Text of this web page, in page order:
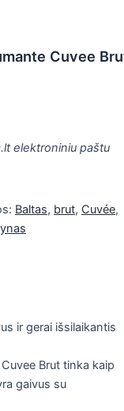
Cuvee
elektroniniu paštu
Baltas, brut, Cuvée,
ir gerai išsilaikantis
Brut tinka kaip
gaivus su